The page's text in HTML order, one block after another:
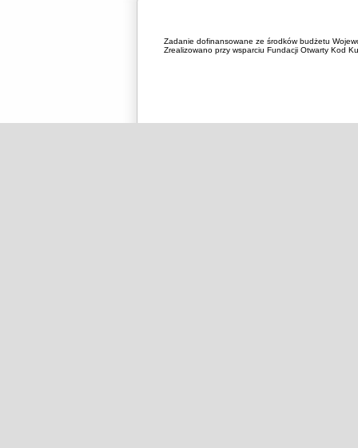
Zadanie dofinansowane ze środków budżetu
Zrealizowano przy wsparciu Fundacji Otwarty Kod